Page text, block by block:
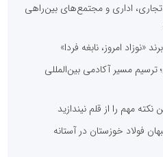
مراکز تجاری، اداری و مجتمع‌های بین‌راهی
«نوزاد امروز، نابغه فردا»
ترسیم مسیر آکادمی بین‌المللی
مهم را از قلم نیندازید
فولاد خوزستان در آستانه